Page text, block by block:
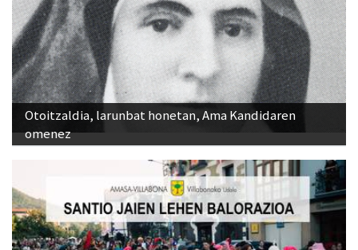
Otoitzaldia, larunbat honetan, Ama Kandidaren
omenez